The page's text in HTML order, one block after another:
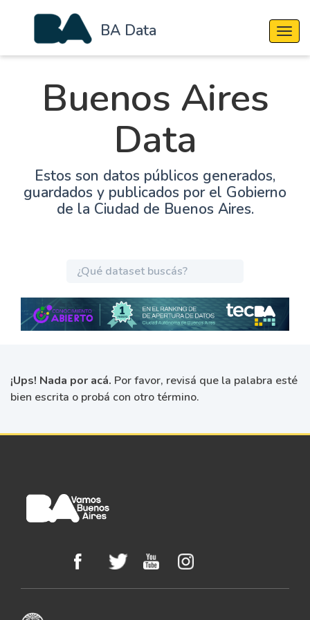
BA Data
Buenos Aires
Data
Estos son datos públicos generados,
guardados y publicados por el Gobierno
de la Ciudad de Buenos Aires.
¡Ups! Nada por acá. Por favor, revisá que la palabra esté
bien escrita o probá con otro término.